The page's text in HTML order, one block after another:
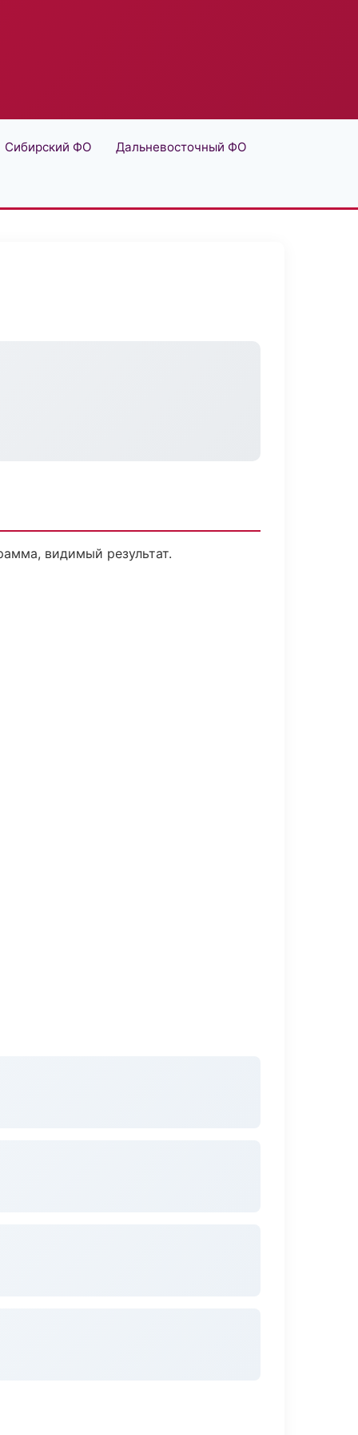
Сибирский ФО Дальневосточный ФО
видимый результат.